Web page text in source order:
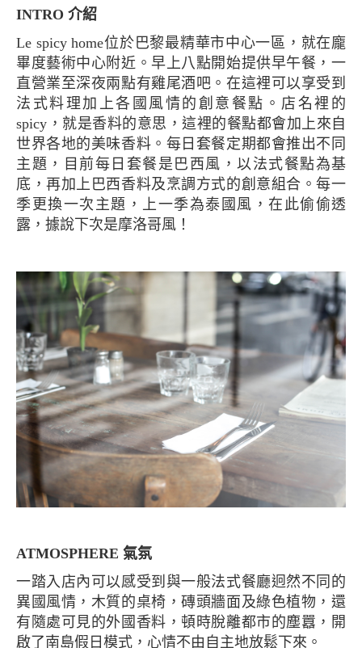
INTRO 介紹
Le spicy home位於巴黎最精華市中心一區，就在龐
畢度藝術中心附近。早上八點開始提供早午餐，一
直營業至深夜兩點有雞尾酒吧。在這裡可以享受到
法式料理加上各國風情的創意餐點。店名裡的
spicy，就是香料的意思，這裡的餐點都會加上來自
世界各地的美味香料。每日套餐定期都會推出不同
主題，目前每日套餐是巴西風，以法式餐點為基
底，再加上巴西香料及烹調方式的創意組合。每一
季更換一次主題，上一季為泰國風，在此偷偷透
露，據說下次是摩洛哥風！
ATMOSPHERE 氣氛
一踏入店內可以感受到與一般法式餐廳迥然不同的
異國風情，木質的桌椅，磚頭牆面及綠色植物，還
有隨處可見的外國香料，頓時脫離都市的塵囂，開
啟了南島假日模式，心情不由自主地放鬆下來。